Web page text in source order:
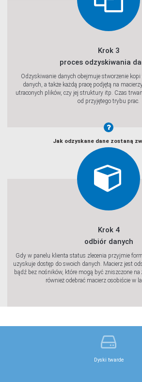
Krok 3
proces odzyskiwania
Odzyskiwanie danych obejmuje stworzenie kopi
danych, a także każdą pracę podjętą na
utraconych plików, czy jej struktury itp. Czas
od przyjętego trybu prac.
Jak odzyskane dane zostaną
Krok 4
odbiór danych
Gdy w panelu klienta status zlecenia przyjmie
uzyskuje dostęp do swoich danych. Macierz jest
bądź bez nośników, które mogą być zniszczone na
również odebrać macierz osobiście w
Dyski twarde